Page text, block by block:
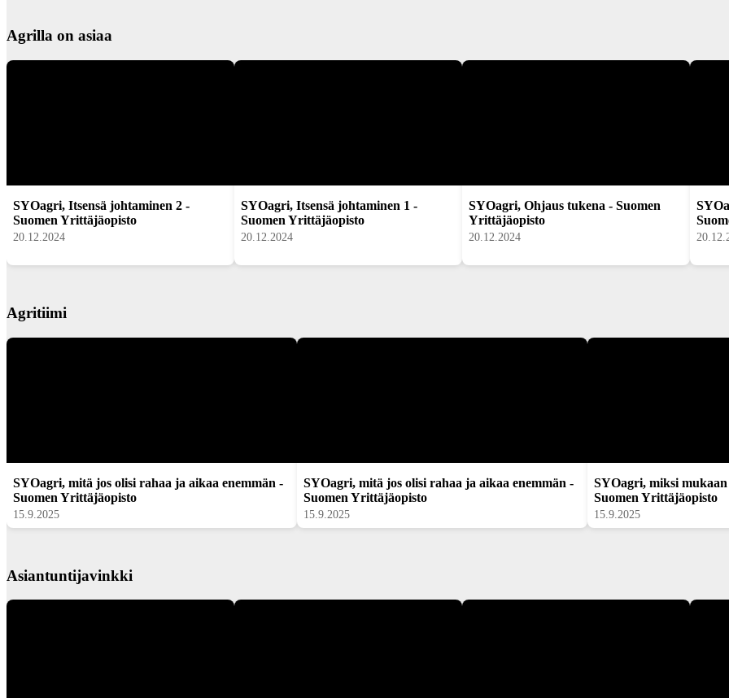
Agrilla on asiaa
SYOagri, Itsensä johtaminen 2 -
Suomen Yrittäjäopisto
20.12.2024
SYOagri, Itsensä johtaminen 1 -
Suomen Yrittäjäopisto
20.12.2024
SYOagri, Ohjaus tukena - Suomen
Yrittäjäopisto
20.12.2024
Agritiimi
SYOagri, mitä jos olisi rahaa ja aikaa enemmän -
Suomen Yrittäjäopisto
15.9.2025
SYOagri, mitä jos olisi rahaa ja aikaa enemmän -
Suomen Yrittäjäopisto
15.9.2025
SYOagri, miksi
Suomen Yrittäjäopisto
15.9.2025
Asiantuntijavinkki